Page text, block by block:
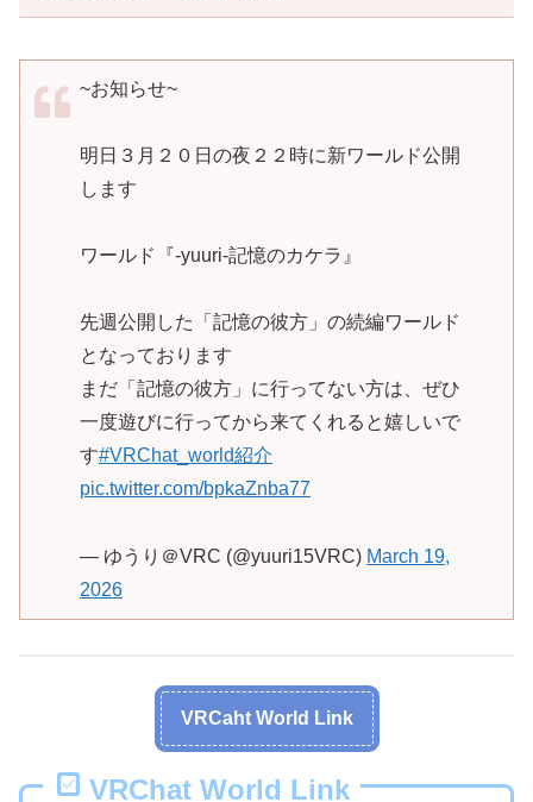
~お知らせ~
明日３月２０日の夜２２時に新ワールド公開
します
ワールド『-yuuri-記憶のカケラ』
先週公開した「記憶の彼方」の続編ワールド
となっております
まだ「記憶の彼方」に行ってない方は、ぜひ
一度遊びに行ってから来てくれると嬉しいで
す#VRChat_world紹介
pic.twitter.com/bpkaZnba77
— ゆうり＠VRC (@yuuri15VRC) March 19,
2026
VRCaht World Link
VRChat World Link